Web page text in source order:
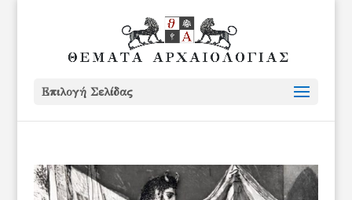
Επιλογή Σελίδας